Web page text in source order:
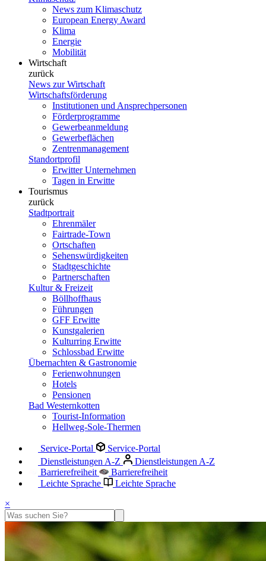
News zum Klimaschutz
European Energy Award
Klima
Energie
Mobilität
Wirtschaft
zurück
News zur Wirtschaft
Wirtschaftsförderung
Institutionen und Ansprechpersonen
Förderprogramme
Gewerbeanmeldung
Gewerbeflächen
Zentrenmanagement
Standortprofil
Erwitter Unternehmen
Tagen in Erwitte
Tourismus
zurück
Stadtportrait
Ehrenmäler
Fairtrade-Town
Ortschaften
Sehenswürdigkeiten
Stadtgeschichte
Partnerschaften
Kultur & Freizeit
Böllhoffhaus
Führungen
GFF Erwitte
Kunstgalerien
Kulturring Erwitte
Schlossbad Erwitte
Übernachten & Gastronomie
Ferienwohnungen
Hotels
Pensionen
Bad Westernkotten
Tourist-Information
Hellweg-Sole-Thermen
Service-Portal
Service-Portal
Dienstleistungen A-Z
Dienstleistungen A-Z
Barrierefreiheit
Barrierefreiheit
Leichte Sprache
Leichte Sprache
×